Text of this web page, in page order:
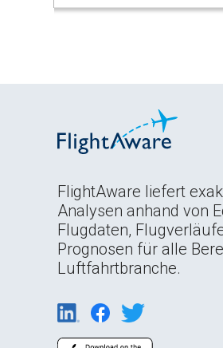
FlightAware liefert
Analysen anhand von
Flugdaten,
Prognosen für alle
Luftfahrtbranche.